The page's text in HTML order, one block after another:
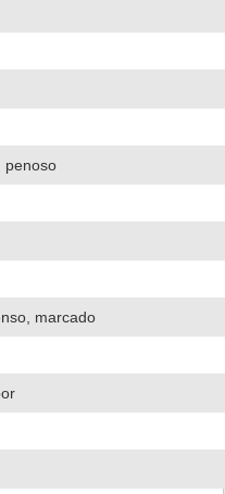
penoso
marcado